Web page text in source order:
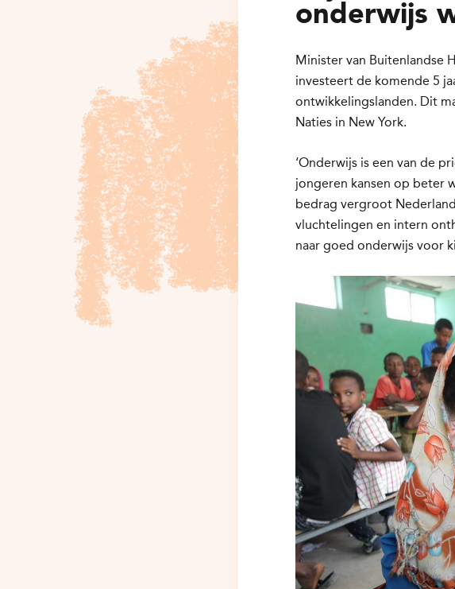
onderwijs
Minister van Buitenlandse
investeert de komende 5
ontwikkelingslanden. Dit
Naties in New York.
‘Onderwijs is een van de
jongeren kansen op beter
bedrag vergroot
vluchtelingen en intern
naar goed onderwijs voor